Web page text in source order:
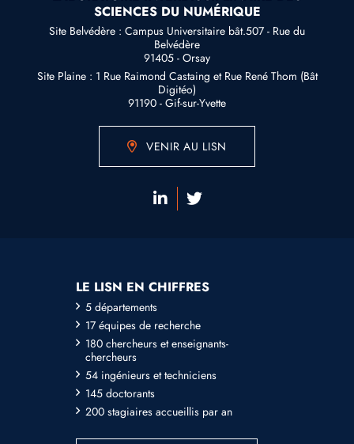
SCIENCES DU NUMÉRIQUE
Site Belvédère : Campus Universitaire bât.507 - Rue du
Belvédère
91405 - Orsay
Site Plaine : 1 Rue Raimond Castaing et Rue René Thom (Bât
Digitéo)
91190 - Gif-sur-Yvette
VENIR AU LISN
LE LISN EN CHIFFRES
5 départements
17 équipes de recherche
180 chercheurs et enseignants-
chercheurs
54 ingénieurs et techniciens
145 doctorants
200 stagiaires accueillis par an